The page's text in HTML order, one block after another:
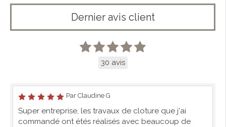
Dernier avis client
30 avis
Par Claudine G
Super entreprise, les travaux de cloture que j'ai
commandé ont étés réalisés avec beaucoup de